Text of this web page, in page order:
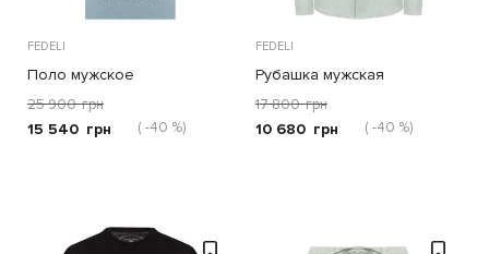
FEDELI
Поло мужское
25 900 грн
15 540 грн ( -40 %)
FEDELI
Рубашка мужская
17 800 грн
10 680 грн ( -40 %)